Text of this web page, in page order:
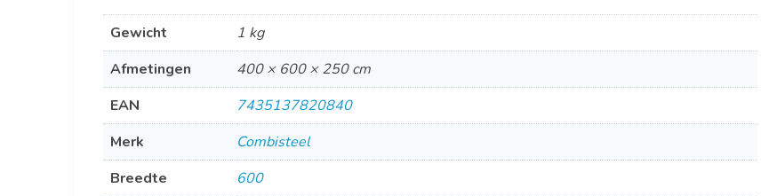
Gewicht
1 kg
Afmetingen
400 × 600 × 250 cm
EAN
7435137820840
Merk
Combisteel
Breedte
600